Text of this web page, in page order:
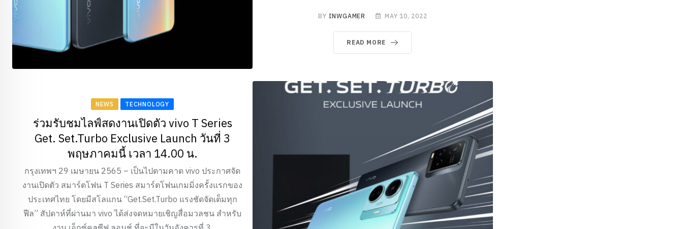
BY INWGAMER MAY 10, 2022
READ MORE
NEWS TECHNOLOGY
ร่วมรับชมไลฟ์สดงานเปิดตัว vivo T Series
Get. Set.Turbo Exclusive Launch วันที่ 3
พฤษภาคมนี้ เวลา 14.00 น.
กรุงเทพฯ 29 เมษายน 2565 – เป็นไปตามคาด vivo ประกาศจัด
งานเปิดตัว สมาร์ตโฟน T Series สมาร์ตโฟนเกมมิ่งครั้งแรกของ
ประเทศไทย โดยมีสโลแกน “Get.Set.Turbo แรงชัดจัดเต็มทุก
ฟีล” สัปดาห์ที่ผ่านมา vivo ได้ส่งจดหมายเชิญสื่อมวลชน สำหรับ